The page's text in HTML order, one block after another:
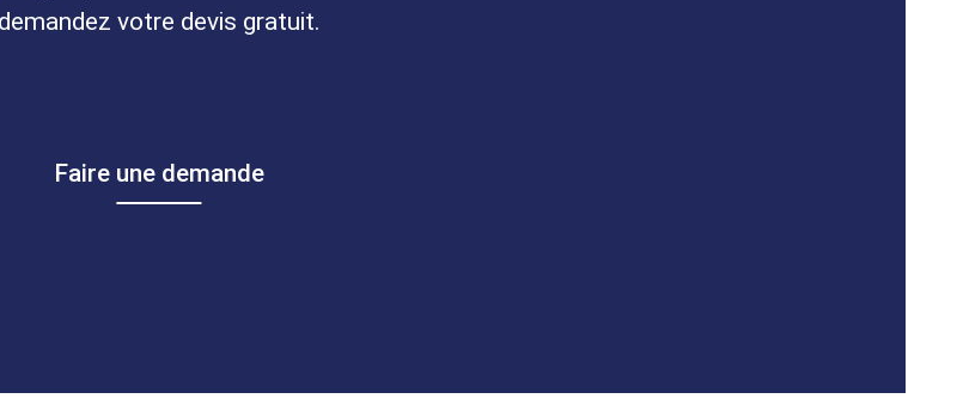
demandez votre devis gratuit.
Faire une demande